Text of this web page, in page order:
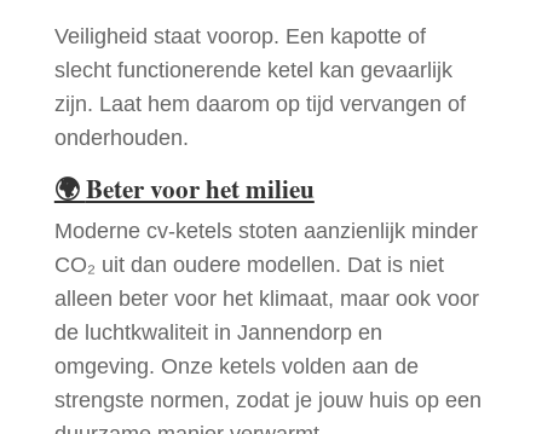
Veiligheid staat voorop. Een kapotte of
slecht functionerende ketel kan gevaarlijk
zijn. Laat hem daarom op tijd vervangen of
onderhouden.
🌍Beter voor het milieu
Moderne cv-ketels stoten aanzienlijk minder
CO₂ uit dan oudere modellen. Dat is niet
alleen beter voor het klimaat, maar ook voor
de luchtkwaliteit in Jannendorp en
omgeving. Onze ketels volden aan de
strengste normen, zodat je jouw huis op een